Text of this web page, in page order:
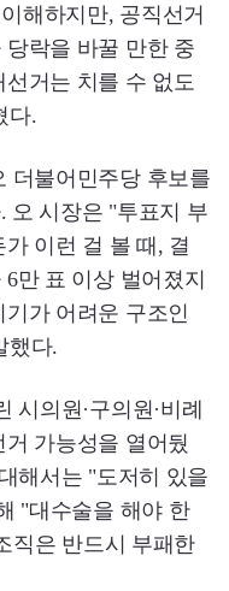
해하지만, 공직선거
락을 바꿀 만한 중
거는 치를 수 없도
다.
더불어민주당 후보를
오 시장은 "투표지 부
이런 걸 볼 때, 결
만 표 이상 벌어졌지
가 어려운 구조인
했다.
시의원·구의원·비례
가능성을 열어뒀
해서는 "도저히 있을
"대수술을 해야 한
직은 반드시 부패한